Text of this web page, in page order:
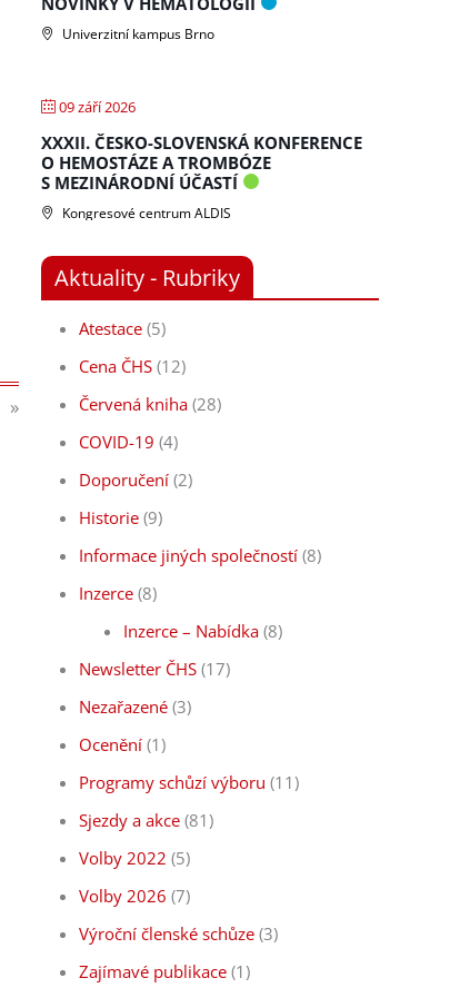
»
Univerzitní kampus Brno
09 září 2026
XXXII. ČESKO-SLOVENSKÁ KONFERENCE
O HEMOSTÁZE A TROMBÓZE
S MEZINÁRODNÍ ÚČASTÍ
Kongresové centrum ALDIS
Aktuality - Rubriky
Atestace (5)
Cena ČHS (12)
Červená kniha (28)
COVID-19 (4)
Doporučení (2)
Historie (9)
Informace jiných společností (8)
Inzerce (8)
Inzerce – Nabídka(8)
Newsletter ČHS (17)
Nezařazené (3)
Ocenění (1)
Programy schůzí výboru (11)
Sjezdy a akce (81)
Volby 2022 (5)
Volby 2026 (7)
Výroční členské schůze (3)
Zajímavé publikace (1)